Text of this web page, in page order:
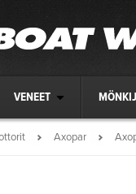
VENEET
Axopar